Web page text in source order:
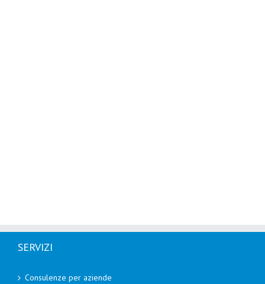
SERVIZI
Consulenze per aziende